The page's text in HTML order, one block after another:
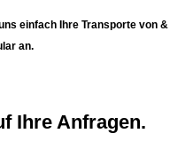
einfach Ihre Transporte von &
an.
Ihre Anfragen.